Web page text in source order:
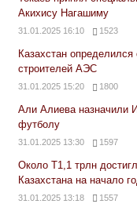
Акихису Нагашиму
31.01.2025 16:10 1523
Казахстан
строителей АЭС
31.01.2025 15:20 1800
Али Алиева назначили
футболу
31.01.2025 13:30 1597
Около Т1,1 трлн
Казахстана на начало
31.01.2025 13:18 1557